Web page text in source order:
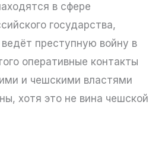
в сфере
государства,
преступную войну в
оперативные контакты
и чешскими властями
хотя это не вина чешской